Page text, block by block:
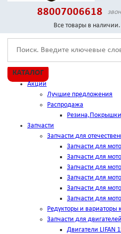
88007006618
Все товары в
КАТАЛОГ
Акции
Лучшие предложения
Распродажа
Запчасти
Запчасти для
Запчасти для
Запчасти для
Запчасти для
Запчасти для
Запчасти для
Запчасти для
Редукторы и вариаторы
Запчасти для
Двигатели LIFAN